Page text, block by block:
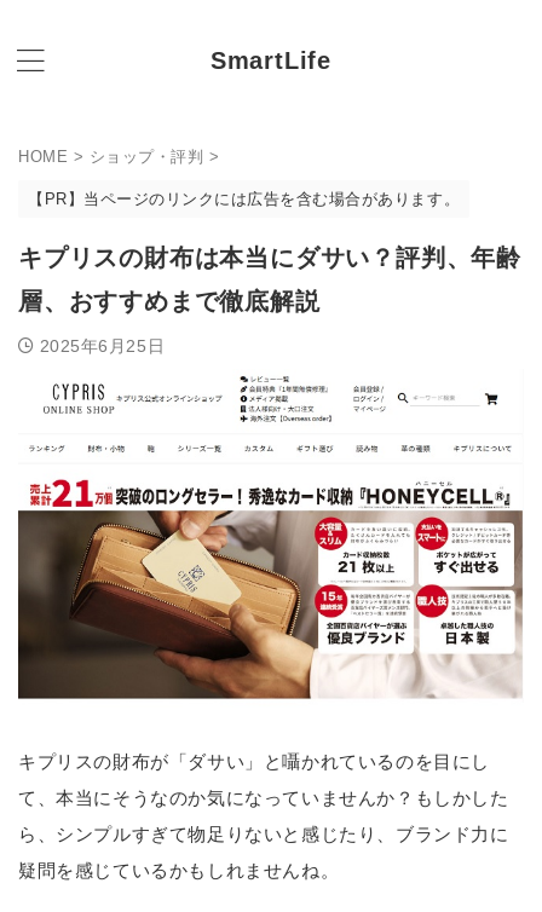
SmartLife
HOME > ショップ・評判 >
【PR】当ページのリンクには広告を含む場合があります。
キプリスの財布は本当にダサい？評判、年齢
層、おすすめまで徹底解説
2025年6月25日
キプリスの財布が「ダサい」と囁かれているのを目にし
て、本当にそうなのか気になっていませんか？もしかした
ら、シンプルすぎて物足りないと感じたり、ブランド力に
疑問を感じているかもしれませんね。